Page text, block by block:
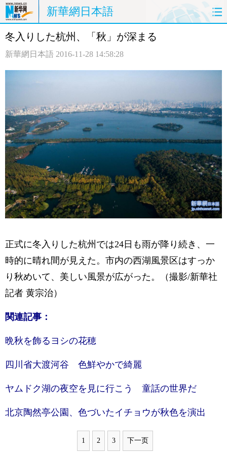
新華網日本語
ホームページ 政治
中日対訳
冬入りした杭州、「秋」が深まる
新華網日本語 2016-11-28 14:58:28
正式に冬入りした杭州では24日も雨が降り続き、一
時的に晴れ間が見えた。市内の西湖風景区はすっか
り秋めいて、美しい風景が広がった。（撮影/新華社
記者 黄宗治）
関連記事：
晩秋を飾るヨシの花穂
四川省大渡河谷 色鮮やかで綺麗
ヤムドク湖の夜空を見に行こう 童話の世界だ
北京陶然亭公園、色づいたイチョウが秋色を演出
1 2 3 下一页